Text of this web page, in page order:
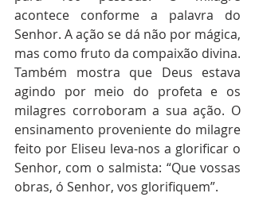
acontece conforme a palavra do
Senhor. A ação se dá não por mágica,
mas como fruto da compaixão divina.
Também mostra que Deus estava
agindo por meio do profeta e os
milagres corroboram a sua ação. O
ensinamento proveniente do milagre
feito por Eliseu leva-nos a glorificar o
Senhor, com o salmista: “Que vossas
obras, ó Senhor, vos glorifiquem”.